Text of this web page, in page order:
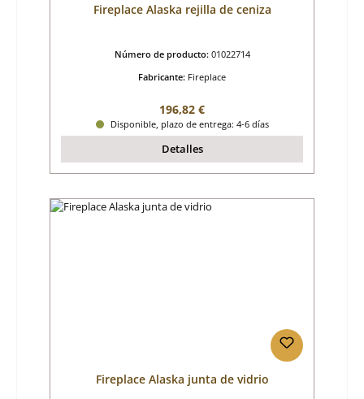
Fireplace Alaska rejilla de ceniza
Número de producto: 01022714
Fabricante: Fireplace
Precio normal:
196,82 €
Disponible, plazo de entrega: 4-6 días
Detalles
Fireplace Alaska junta de vidrio